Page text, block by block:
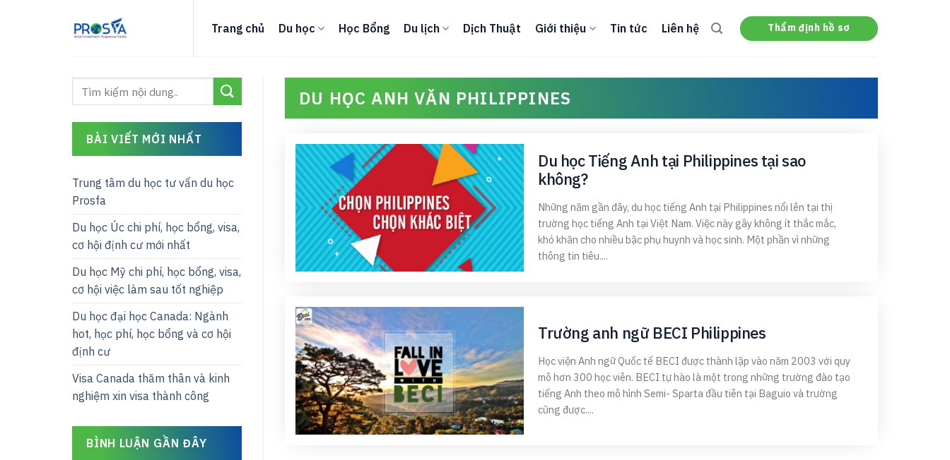
Trang chủ Du học Học Bổng Du lịch Dịch Thuật Giới thiệu Tin tức Liên hệ Thẩm định hồ sơ
BÀI VIẾT MỚI NHẤT
Trung tâm du học tư vấn du học
Prosfa
Du học Úc chi phí, học bổng, visa,
cơ hội định cư mới nhất
Du học Mỹ chi phí, học bổng, visa,
cơ hội việc làm sau tốt nghiệp
Du học đại học Canada: Ngành
hot, học phí, học bổng và cơ hội
định cư
Visa Canada thăm thân và kinh
nghiệm xin visa thành công
BÌNH LUẬN GẦN ĐÂY
DU HỌC ANH VĂN PHILIPPINES
Du học Tiếng Anh tại Philippines tại sao
không?
Những năm gần đây, du học tiếng Anh tại Philippines nổi lên tại thị
trường học tiếng Anh tại Việt Nam. Việc này gây không ít thắc mắc,
khó khăn cho nhiều bậc phụ huynh và học sinh. Một phần vì những
thông tin tiêu....
Trường anh ngữ BECI Philippines
Học viện Anh ngữ Quốc tế BECI được thành lập vào năm 2003 với quy
mô hơn 300 học viên. BECI tự hào là một trong những trường đào tạo
tiếng Anh theo mô hình Semi- Sparta đầu tiên tại Baguio và trường
cũng được....